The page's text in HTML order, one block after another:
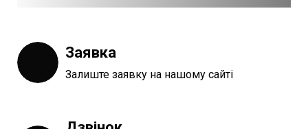
Заявка
Залиште заявку на нашому сайті